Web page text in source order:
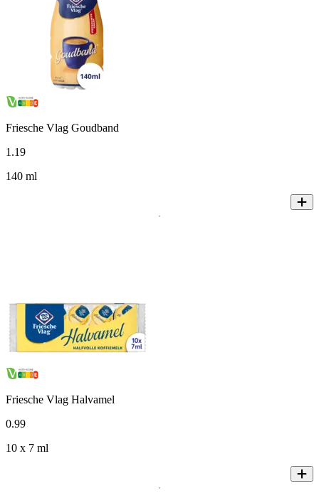
Friesche Vlag Goudband
1.19
140 ml
Friesche Vlag Halvamel
0.99
10 x 7 ml